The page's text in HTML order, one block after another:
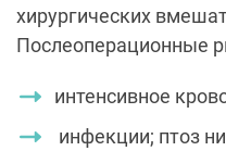
хирургических
Послеоперационные
интенсивное
инфекции; птоз